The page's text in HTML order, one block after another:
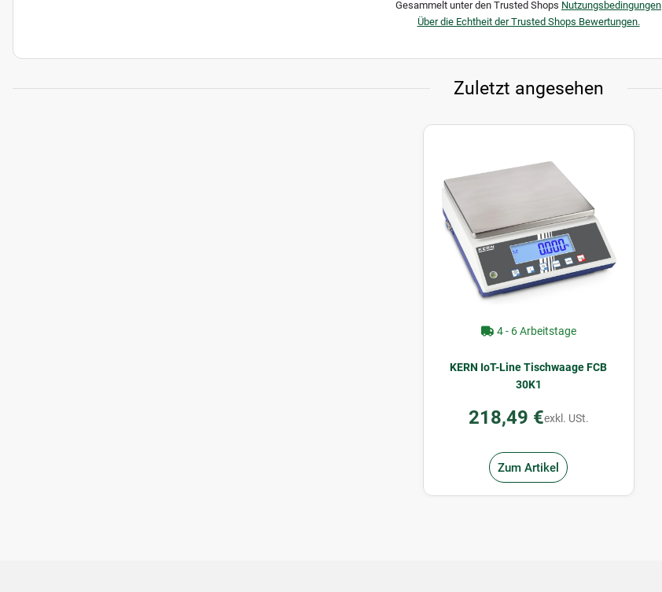
Gesammelt unter den Trusted Shops Nutzungsbedingungen
Über die Echtheit der Trusted Shops Bewertungen.
Zuletzt angesehen
4 - 6 Arbeitstage
KERN IoT-Line Tischwaage FCB
30K1
218,49 €exkl. USt.
Zum Artikel